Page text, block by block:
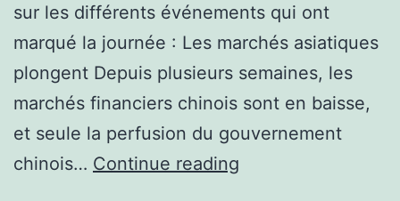
sur les différents événements qui ont
marqué la journée : Les marchés asiatiques
plongent Depuis plusieurs semaines, les
marchés financiers chinois sont en baisse,
et seule la perfusion du gouvernement
chinois… Continue reading